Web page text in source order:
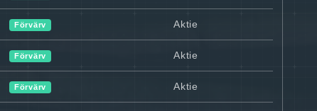
Förvärv Aktie
Förvärv Aktie
Förvärv Aktie